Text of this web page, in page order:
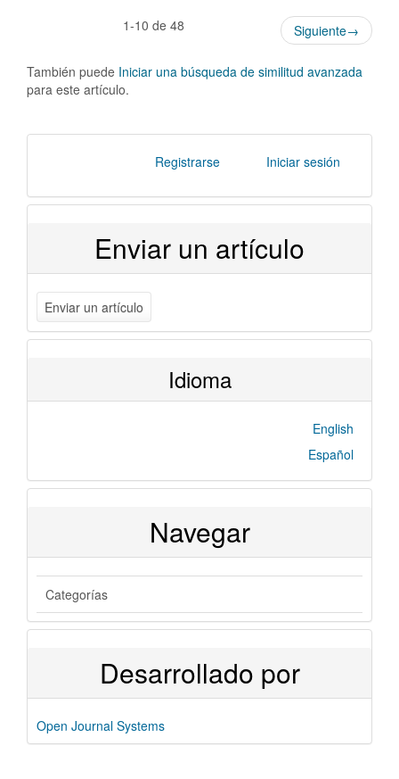
1-10 de 48
Siguiente→
También puede Iniciar una búsqueda de similitud avanzada
para este artículo.
Registrarse Iniciar sesión
Enviar un artículo
Enviar un artículo
Idioma
English
Español
Navegar
Categorías
Desarrollado por
Open Journal Systems